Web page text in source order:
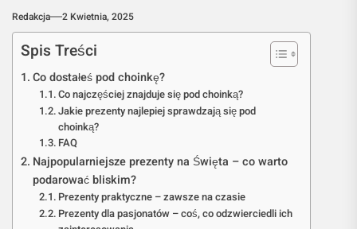
Redakcja 2 Kwietnia, 2025
Spis Treści
Co dostałeś pod choinkę?
Co najczęściej znajduje się pod choinką?
Jakie prezenty najlepiej sprawdzają się pod
choinką?
FAQ
Najpopularniejsze prezenty na Święta – co warto
podarować bliskim?
Prezenty praktyczne – zawsze na czasie
Prezenty dla pasjonatów – coś, co odzwierciedli ich